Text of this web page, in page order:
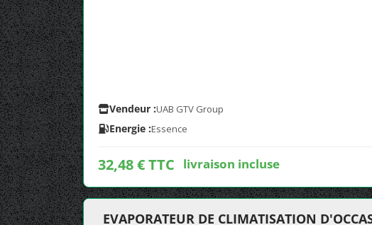
Vendeur :UAB GTV Group
Energie :Essence
32,48 € TTC livraison incluse
EVAPORATEUR DE CLIMATISATION